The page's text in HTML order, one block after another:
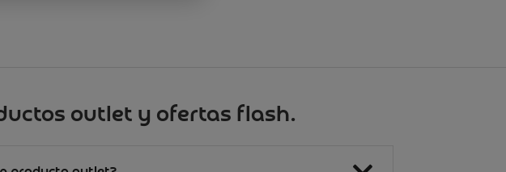
outlet y ofertas flash.